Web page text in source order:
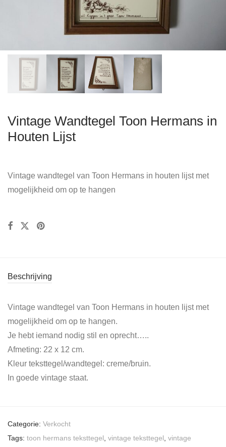
Vintage Wandtegel Toon Hermans in
Houten Lijst
Vintage wandtegel van Toon Hermans in houten lijst met
mogelijkheid om op te hangen
Beschrijving
Vintage wandtegel van Toon Hermans in houten lijst met
mogelijkheid om op te hangen.
Je hebt iemand nodig stil en oprecht…..
Afmeting: 22 x 12 cm.
Kleur teksttegel/wandtegel: creme/bruin.
In goede vintage staat.
Categorie: Verkocht
Tags: toon hermans teksttegel vintage teksttegel vintage